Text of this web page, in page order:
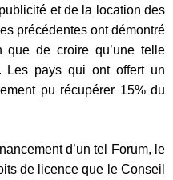
et de la location des
précédentes ont démontré
que de croire qu’une telle
Les pays qui ont offert un
pu récupérer 15% du
d’un tel Forum, le
de licence que le Conseil